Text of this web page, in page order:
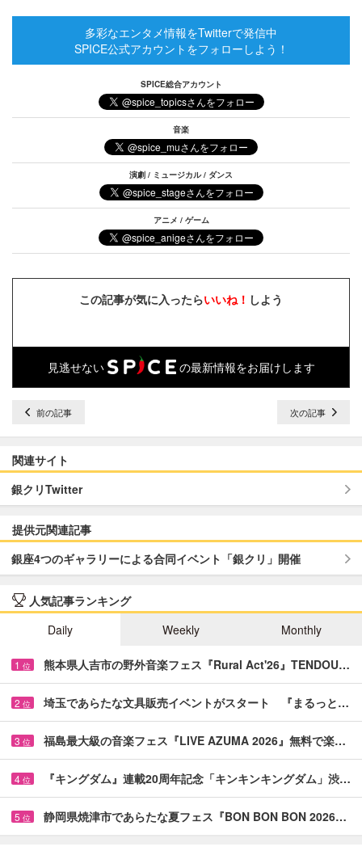
多彩なエンタメ情報をTwitterで発信中
SPICE公式アカウントをフォローしよう！
SPICE総合アカウント
音楽
演劇 / ミュージカル / ダンス
アニメ / ゲーム
この記事が気に入ったらいいね！ しよう
見逃せない の最新情報をお届けします
前の記事 次の記事
関連サイト
銀クリTwitter
提供元関連記事
銀座4つのギャラリーによる合同イベント「銀クリ」開催
人気記事ランキング
Daily
Weekly Monthly
1 位 熊本県人吉市の野外音楽フェス『Rural Act'26』TENDOU…
2 位 埼玉であらたな文具販売イベントがスタート 『まるっと…
3 位 福島最大級の音楽フェス『LIVE AZUMA 2026』無料で楽…
4 位 『キングダム』連載20周年記念「キンキンキングダム」渋…
5 位 静岡県焼津市であらたな夏フェス『BON BON BON 2026…